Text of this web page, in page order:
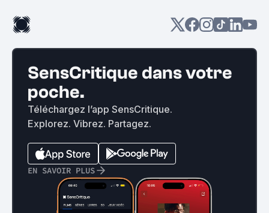
SensCritique dans votre
poche.
Téléchargez l’app SensCritique.
Explorez. Vibrez. Partagez.
EN SAVOIR PLUS